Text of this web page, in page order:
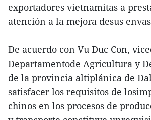
exportadores vietnamitas a
atención a la mejora desus
De acuerdo con Vu Duc Con,
Departamentode Agricultura y
de la provincia altiplánica de
satisfacer los requisitos de
chinos en los procesos de